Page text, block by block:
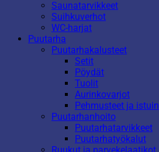
Saunatarvikkeet
Suihkuverhot
WC-harjat
Puutarha
Puutarhakalusteet
Setit
Pöydät
Tuolit
Aurinkovarjot
Pehmusteet ja
Puutarhanhoito
Puutarhatarvikkeet
Puutarhatyökalut